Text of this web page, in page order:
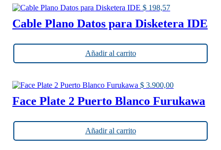
$ 198,57
Cable Plano Datos para Disketera IDE
Añadir al carrito
$ 3.900,00
Face Plate 2 Puerto Blanco Furukawa
Añadir al carrito